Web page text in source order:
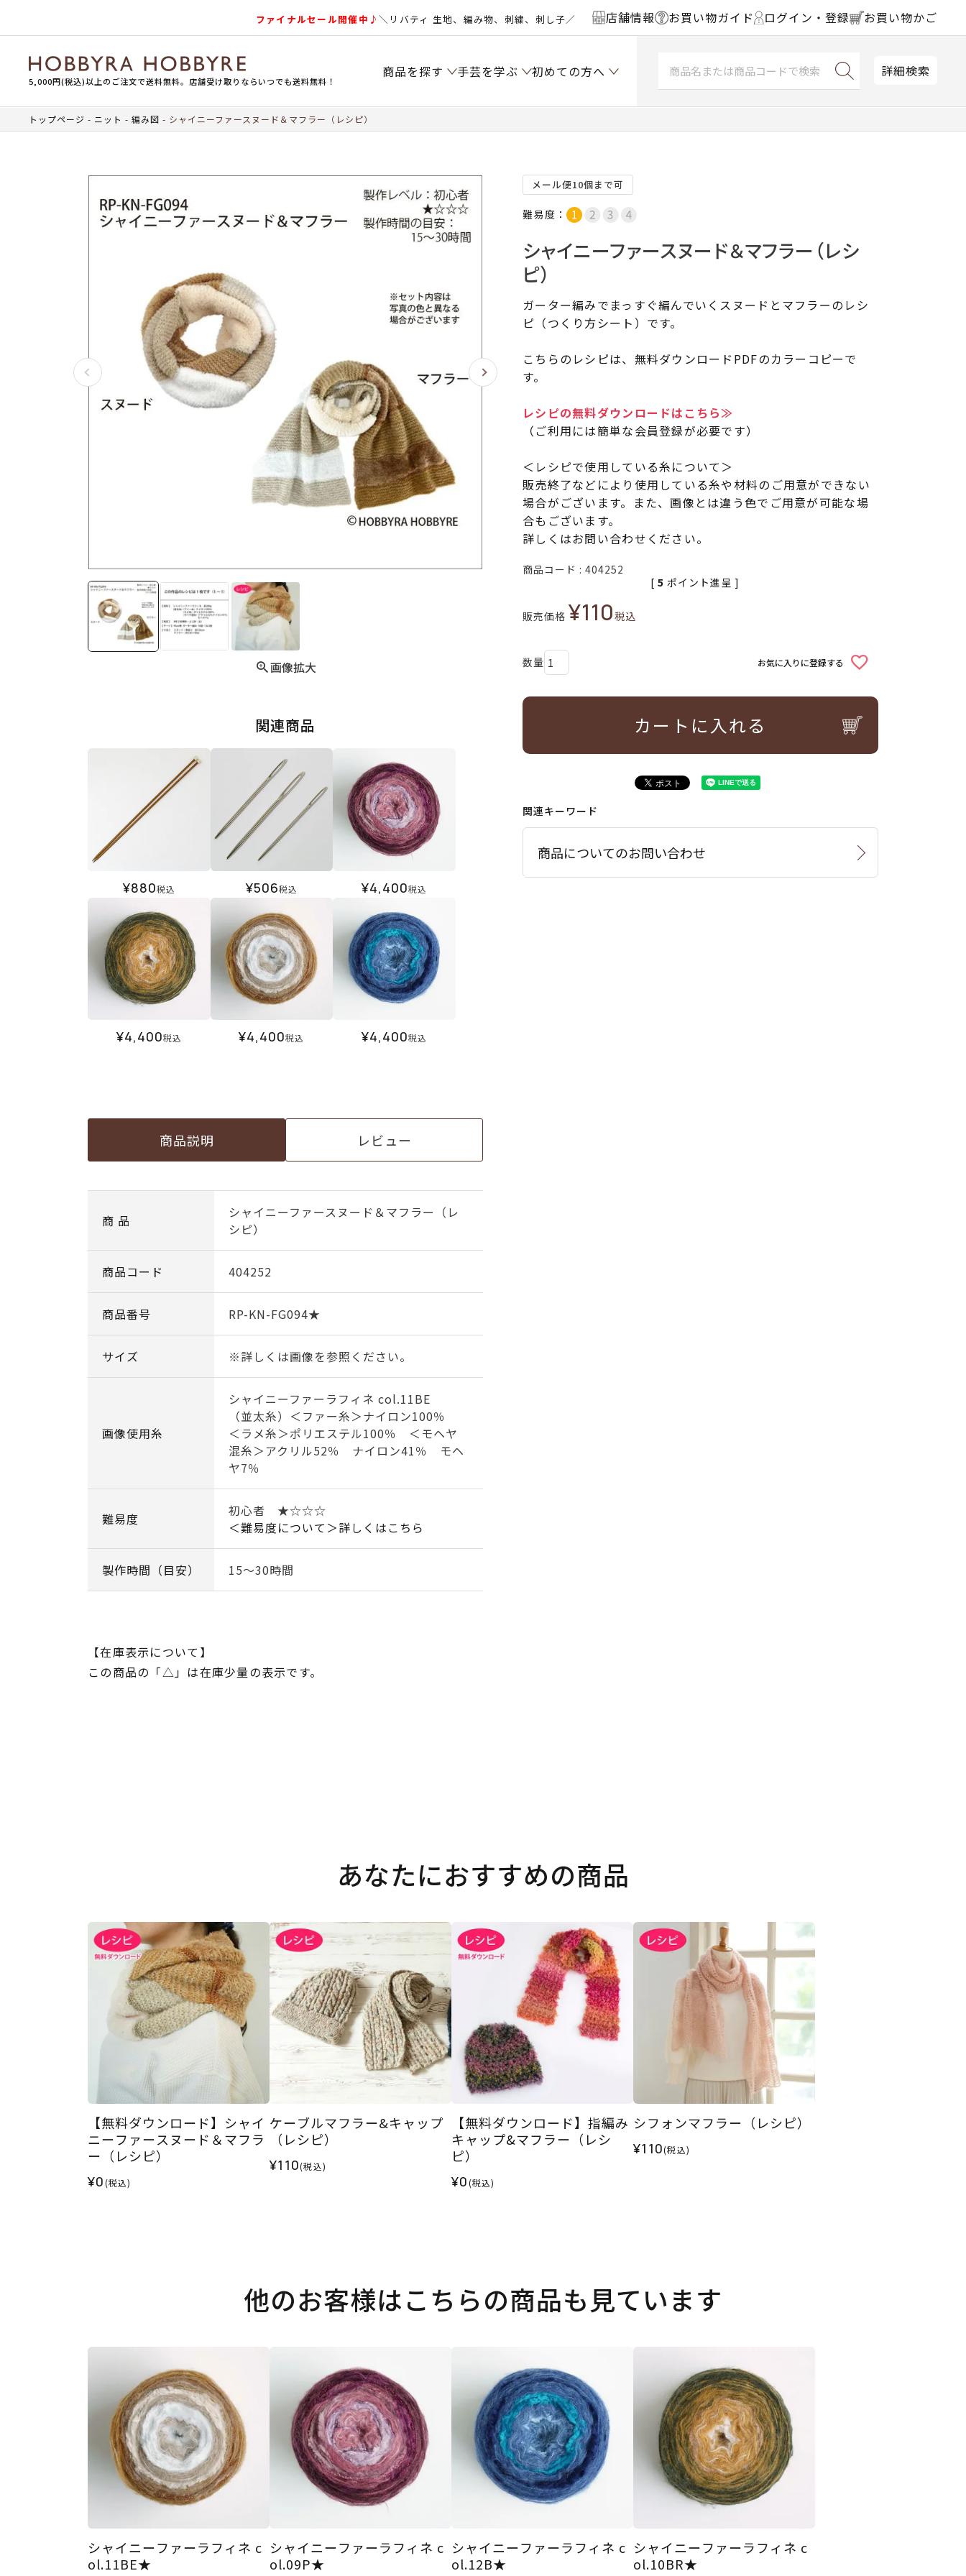
ファイナルセール開催中♪＼リバティ 生地、編み物、刺繍、刺し子／ 店舗情報 お買い物ガイド ログイン・登録 お買い物かご
5,000円(税込)以上のご注文で送料無料。店舗受け取りならいつでも送料無料！
商品を探す 手芸を学ぶ 初めての方へ 詳細検索
トップページ ニット 編み図 シャイニーファースヌード＆マフラー（レシピ）
画像拡大
関連商品
¥880税込 ¥506税込 ¥4,400税込
¥4,400税込 ¥4,400税込 ¥4,400税込
商品説明 レビュー
商 品
シャイニーファースヌード＆マフラー（レ
シピ）
商品コード 404252
商品番号 RP-KN-FG094★
サイズ ※詳しくは画像を参照ください。
画像使用糸
シャイニーファーラフィネ col.11BE
（並太糸）＜ファー糸＞ナイロン100％
＜ラメ糸＞ポリエステル100％ ＜モヘヤ
混糸＞アクリル52％ ナイロン41％ モヘ
ヤ7％
難易度
初心者 ★☆☆☆
＜難易度について＞詳しくはこちら
製作時間（目安） 15～30時間
【在庫表示について】
この商品の「△」は在庫少量の表示です。
メール便10個まで可
難易度：
シャイニーファースヌード＆マフラー（レシ
ピ）
ガーター編みでまっすぐ編んでいくスヌードとマフラーのレシ
ピ（つくり方シート）です。
こちらのレシピは、無料ダウンロードPDFのカラーコピーで
す。
レシピの無料ダウンロードはこちら≫
（ご利用には簡単な会員登録が必要です）
＜レシピで使用している糸について＞
販売終了などにより使用している糸や材料のご用意ができない
場合がございます。また、画像とは違う色でご用意が可能な場
合もございます。
詳しくはお問い合わせください。
商品コード 404252
販売価格 ¥110税込
[ 5 ポイント進呈 ]
お気に入りに登録する
カートに入れる
関連キーワード
商品についてのお問い合わせ
あなたにおすすめの商品
【無料ダウンロード】シャイ
ニーファースヌード＆マフラ
ー（レシピ）
¥0(税込)
ケーブルマフラー&キャップ
（レシピ）
¥110(税込)
【無料ダウンロード】指編み
キャップ&マフラー（レシ
ピ）
¥0(税込)
シフォンマフラー（レシピ）
¥110(税込)
他のお客様はこちらの商品も見ています
シャイニーファーラフィネ c
ol.11BE★
シャイニーファーラフィネ c
ol.09P★
シャイニーファーラフィネ c
ol.12B★
シャイニーファーラフィネ c
ol.10BR★